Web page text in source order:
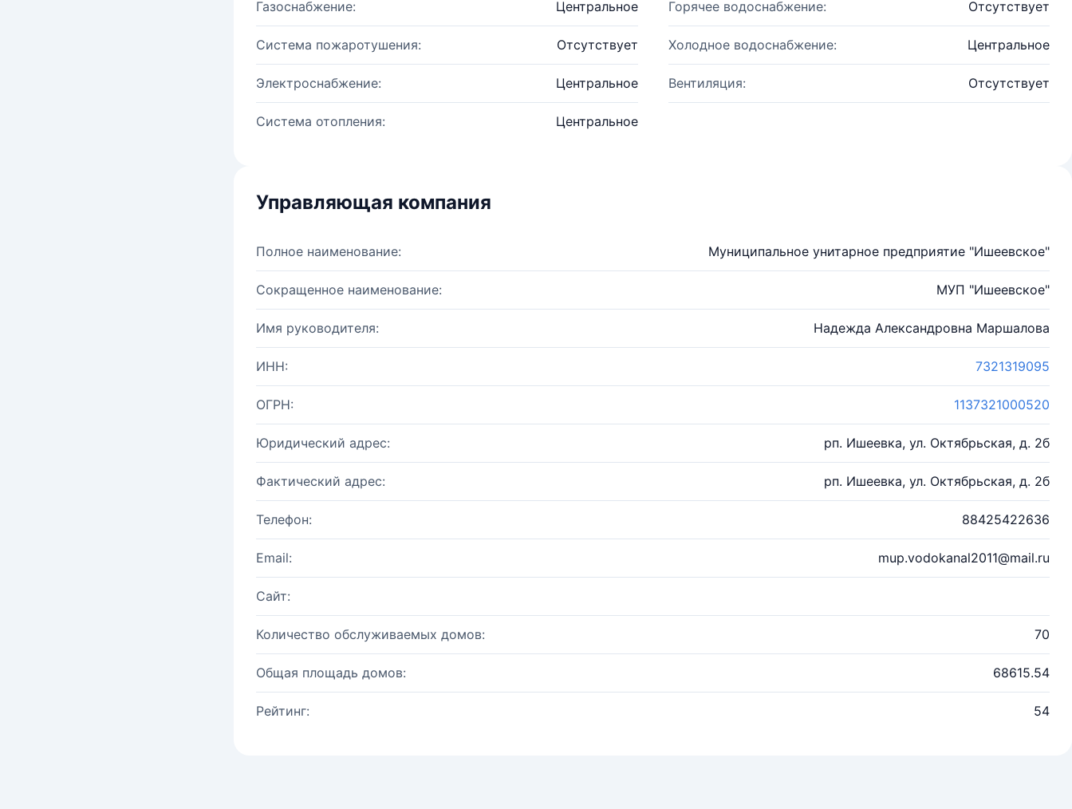
Газоснабжение: Центральное Горячее водоснабжение: Отсутствует
Система пожаротушения: Отсутствует Холодное водоснабжение: Центральное
Электроснабжение: Центральное Вентиляция: Отсутствует
Система отопления: Центральное
Управляющая компания
Полное наименование: Муниципальное унитарное предприятие "Ишеевское"
Сокращенное наименование: МУП "Ишеевское"
Имя руководителя: Надежда Александровна Маршалова
ИНН: 7321319095
ОГРН: 1137321000520
Юридический адрес: рп. Ишеевка, ул. Октябрьская, д. 2б
Фактический адрес: рп. Ишеевка, ул. Октябрьская, д. 2б
Телефон: 88425422636
Email: mup.vodokanal2011@mail.ru
Сайт:
Количество обслуживаемых домов: 70
Общая площадь домов: 68615.54
Рейтинг: 54